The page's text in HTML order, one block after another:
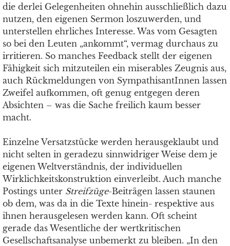
die derlei Gelegenheiten ohnehin ausschließlich dazu
nutzen, den eigenen Sermon loszuwerden, und
unterstellen ehrliches Interesse. Was vom Gesagten
so bei den Leuten „ankommt“, vermag durchaus zu
irritieren. So manches Feedback stellt der eigenen
Fähigkeit sich mitzuteilen ein miserables Zeugnis aus,
auch Rückmeldungen von SympathisantInnen lassen
Zweifel aufkommen, oft genug entgegen deren
Absichten – was die Sache freilich kaum besser
macht.
Einzelne Versatzstücke werden herausgeklaubt und
nicht selten in geradezu sinnwidriger Weise dem je
eigenen Weltverständnis, der individuellen
Wirklichkeitskonstruktion einverleibt. Auch manche
Postings unter Streifzüge-Beiträgen lassen staunen
ob dem, was da in die Texte hinein- respektive aus
ihnen herausgelesen werden kann. Oft scheint
gerade das Wesentliche der wertkritischen
Gesellschaftsanalyse unbemerkt zu bleiben. „In den